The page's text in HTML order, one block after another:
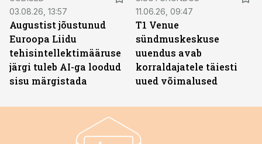
03.08.26, 13:57
Augustist jõustunud
Euroopa Liidu
tehisintellektimääruse
järgi tuleb AI-ga loodud
sisu märgistada
11.06.26, 09:47
T1 Venue
sündmuskeskuse
uuendus avab
korraldajatele täiesti
uued võimalused